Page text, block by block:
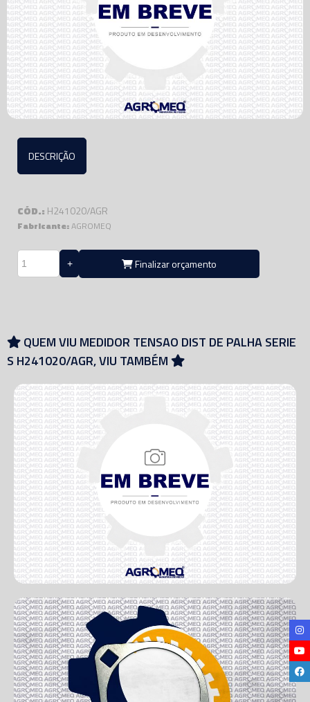
DESCRIÇÃO
CÓD.: H241020/AGR
Fabricante:AGROMEQ
Finalizar orçamento
QUEM VIU MEDIDOR TENSAO DIST DE PALHA SERIE
S H241020/AGR, VIU TAMBÉM